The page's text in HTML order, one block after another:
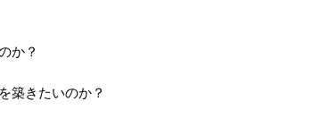
か？
築きたいのか？